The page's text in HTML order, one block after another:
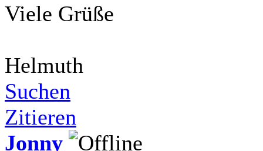
Viele Grüße
Helmuth
Suchen
Zitieren
Jonny